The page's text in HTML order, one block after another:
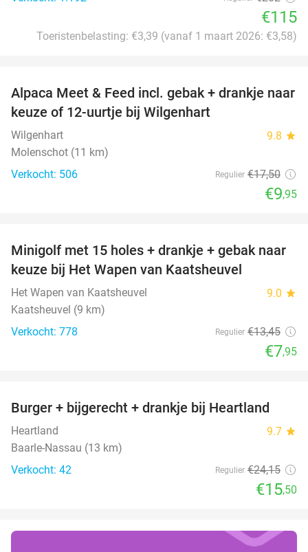
€115
Toeristenbelasting: €3,39 (vanaf 1 maart 2026: €3,58)
43%
Alpaca Meet & Feed incl. gebak + drankje naar
keuze of 12-uurtje bij Wilgenhart
Wilgenhart 9.8 star
Molenschot (11 km)
Verkocht: 506
Regulier €17,50
€9,95
41%
Minigolf met 15 holes + drankje + gebak naar
keuze bij Het Wapen van Kaatsheuvel
Het Wapen van Kaatsheuvel 9.0 star
Kaatsheuvel (9 km)
Verkocht: 778
Regulier €13,45
€7,95
36%
Burger + bijgerecht + drankje bij Heartland
Heartland 9.7 star
Baarle-Nassau (13 km)
Verkocht: 42
Regulier €24,15
€15,50